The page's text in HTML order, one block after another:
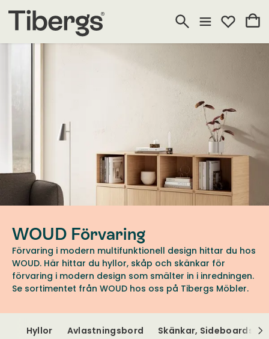
WOUD Förvaring
Förvaring i modern multifunktionell design hittar du hos
WOUD. Här hittar du hyllor, skåp och skänkar för
förvaring i modern design som smälter in i inredningen.
Se sortimentet från WOUD hos oss på Tibergs Möbler.
Hyllor Avlastningsbord Skänkar, Sideboards,